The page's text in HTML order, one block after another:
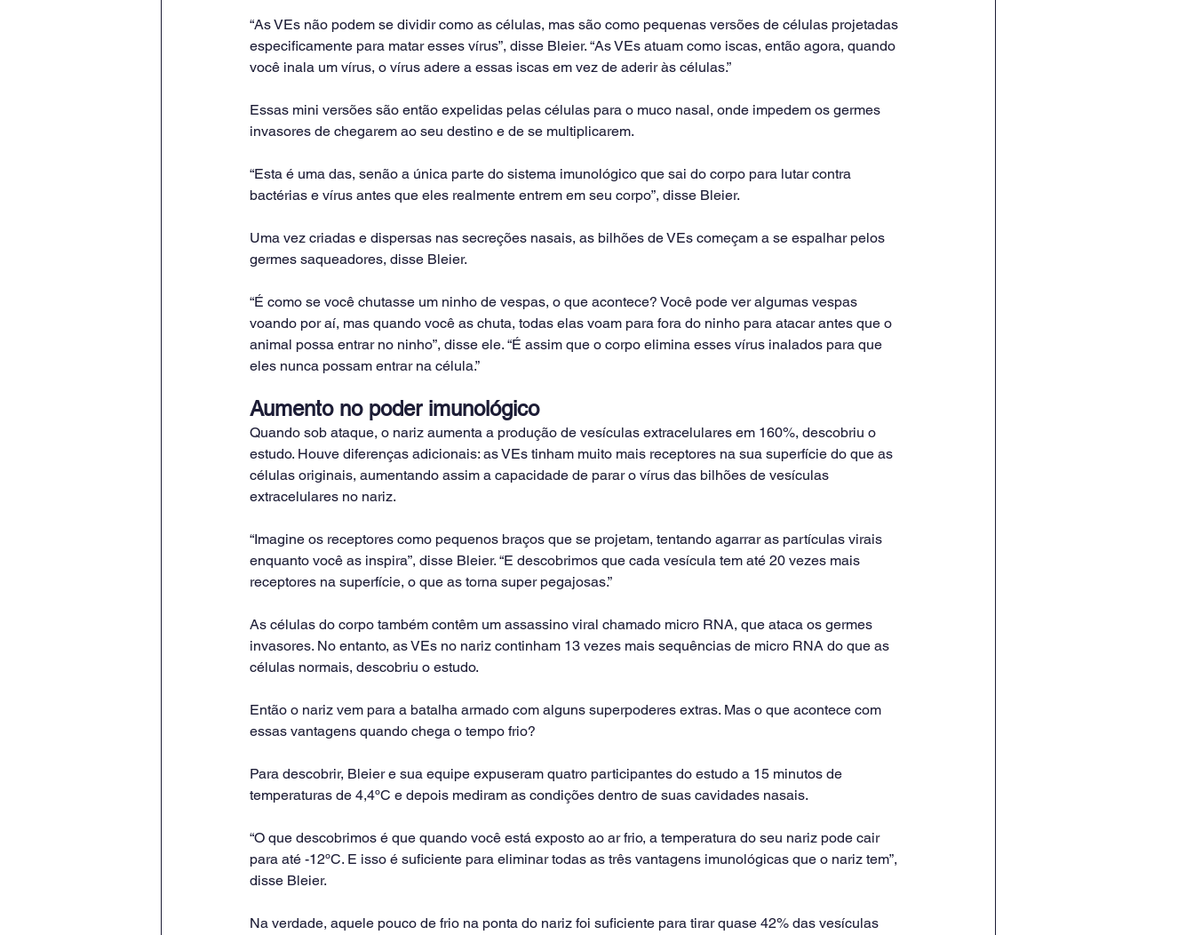
“As VEs não podem se dividir como as células, mas são como pequenas versões de células projetadas
especificamente para matar esses vírus”, disse Bleier. “As VEs atuam como iscas, então agora, quando
você inala um vírus, o vírus adere a essas iscas em vez de aderir às células.”
Essas mini versões são então expelidas pelas células para o muco nasal, onde impedem os germes
invasores de chegarem ao seu destino e de se multiplicarem.
“Esta é uma das, senão a única parte do sistema imunológico que sai do corpo para lutar contra
bactérias e vírus antes que eles realmente entrem em seu corpo”, disse Bleier.
Uma vez criadas e dispersas nas secreções nasais, as bilhões de VEs começam a se espalhar pelos
germes saqueadores, disse Bleier.
“É como se você chutasse um ninho de vespas, o que acontece? Você pode ver algumas vespas
voando por aí, mas quando você as chuta, todas elas voam para fora do ninho para atacar antes que o
animal possa entrar no ninho”, disse ele. “É assim que o corpo elimina esses vírus inalados para que
eles nunca possam entrar na célula.”
Aumento no poder imunológico
Quando sob ataque, o nariz aumenta a produção de vesículas extracelulares em 160%, descobriu o
estudo. Houve diferenças adicionais: as VEs tinham muito mais receptores na sua superfície do que as
células originais, aumentando assim a capacidade de parar o vírus das bilhões de vesículas
extracelulares no nariz.
“Imagine os receptores como pequenos braços que se projetam, tentando agarrar as partículas virais
enquanto você as inspira”, disse Bleier. “E descobrimos que cada vesícula tem até 20 vezes mais
receptores na superfície, o que as torna super pegajosas.”
As células do corpo também contêm um assassino viral chamado micro RNA, que ataca os germes
invasores. No entanto, as VEs no nariz continham 13 vezes mais sequências de micro RNA do que as
células normais, descobriu o estudo.
Então o nariz vem para a batalha armado com alguns superpoderes extras. Mas o que acontece com
essas vantagens quando chega o tempo frio?
Para descobrir, Bleier e sua equipe expuseram quatro participantes do estudo a 15 minutos de
temperaturas de 4,4ºC e depois mediram as condições dentro de suas cavidades nasais.
“O que descobrimos é que quando você está exposto ao ar frio, a temperatura do seu nariz pode cair
para até -12ºC. E isso é suficiente para eliminar todas as três vantagens imunológicas que o nariz tem”,
disse Bleier.
Na verdade, aquele pouco de frio na ponta do nariz foi suficiente para tirar quase 42% das vesículas